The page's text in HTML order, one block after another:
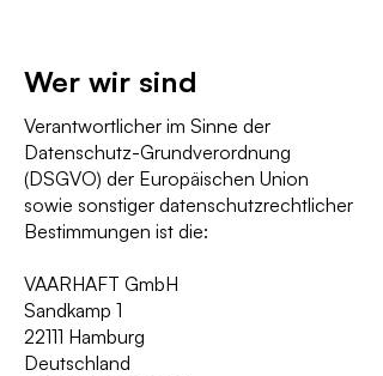
Wer wir sind
Verantwortlicher im Sinne der
Datenschutz-Grundverordnung
(DSGVO) der Europäischen Union
sowie sonstiger datenschutzrechtlicher
Bestimmungen ist die:
VAARHAFT GmbH
Sandkamp 1
22111 Hamburg
Deutschland